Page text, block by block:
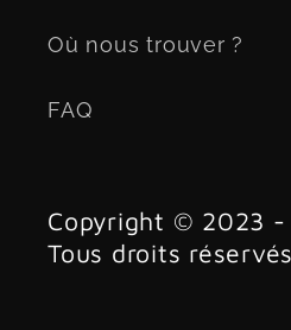
Où nous trouver ?
FAQ
Copyright © 2023 -
Tous droits réservés